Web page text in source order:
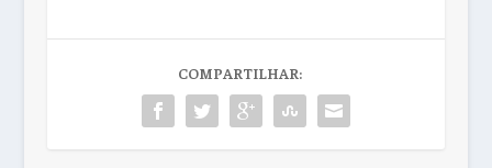
COMPARTILHAR: